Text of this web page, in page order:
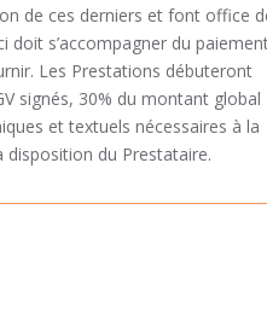
de ces derniers et font office
s’accompagner du
Les Prestations débuteront
signés, 30% du montant global
et textuels nécessaires à la
du Prestataire.